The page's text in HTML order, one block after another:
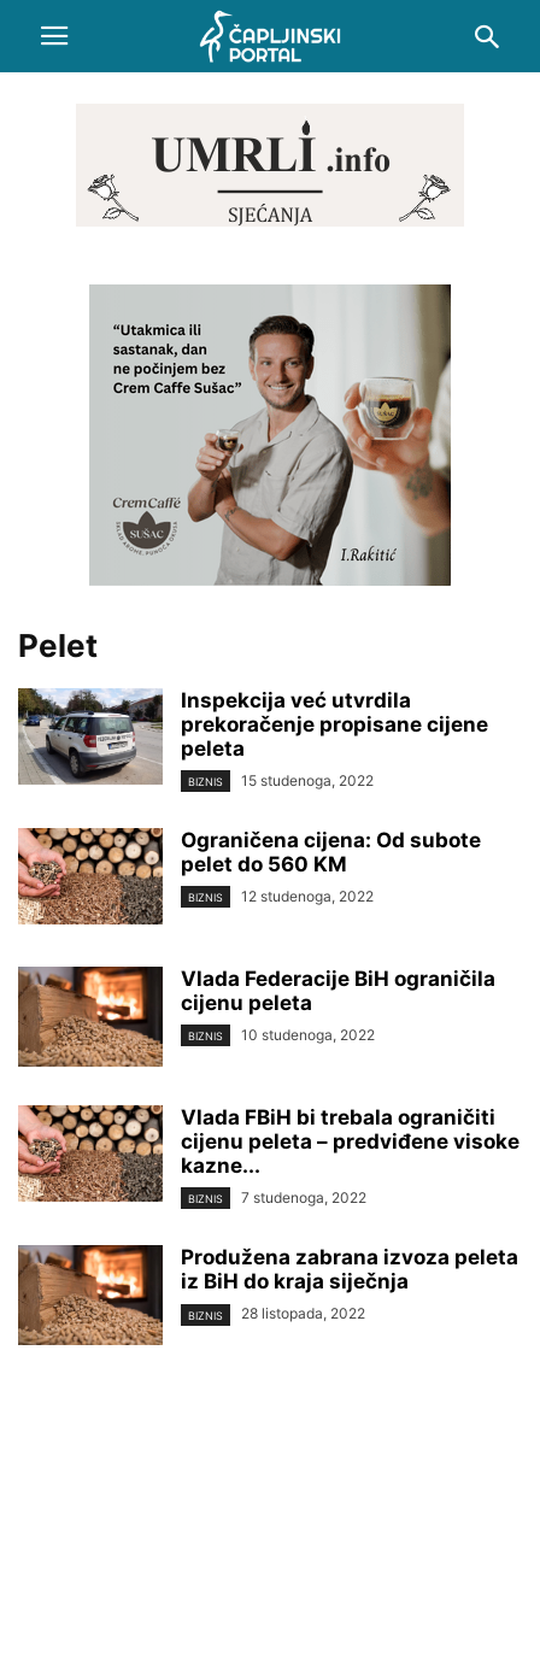
Pelet
Inspekcija već utvrdila
prekoračenje propisane cijene
peleta
BIZNIS 15 studenoga, 2022
Ograničena cijena: Od subote
pelet do 560 KM
BIZNIS 12 studenoga, 2022
Vlada Federacije BiH ograničila
cijenu peleta
BIZNIS 10 studenoga, 2022
Vlada FBiH bi trebala ograničiti
cijenu peleta – predviđene visoke
kazne...
BIZNIS 7 studenoga, 2022
Produžena zabrana izvoza peleta
iz BiH do kraja siječnja
BIZNIS 28 listopada, 2022